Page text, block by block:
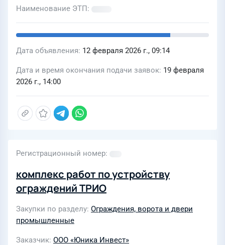
Наименование ЭТП
Дата объявления 12 февраля 2026 г., 09:14
Дата и время окончания подачи заявок 19 февраля
2026 г., 14:00
Регистрационный номер
комплекс работ по устройству
ограждений ТРИО
Закупки по разделу Ограждения, ворота и двери
промышленные
Заказчик ООО «Юника Инвест»